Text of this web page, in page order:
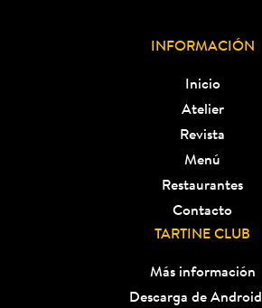
INFORMACIÓN
Inicio
Atelier
Revista
Menú
Restaurantes
Contacto
TARTINE CLUB
Más información
Descarga de Android